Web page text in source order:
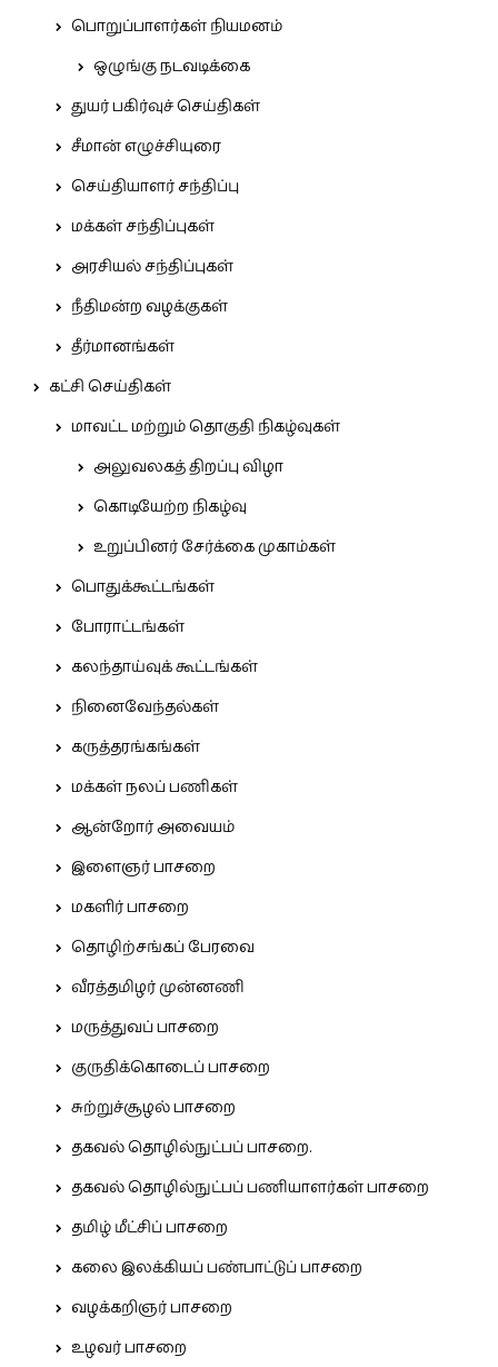
பொறுப்பாளர்கள் நியமனம்
ஒழுங்கு நடவடிக்கை
துயர் பகிர்வுச் செய்திகள்
சீமான் எழுச்சியுரை
செய்தியாளர் சந்திப்பு
மக்கள் சந்திப்புகள்
அரசியல் சந்திப்புகள்
நீதிமன்ற வழக்குகள்
தீர்மானங்கள்
கட்சி செய்திகள்
மாவட்ட மற்றும் தொகுதி நிகழ்வுகள்
அலுவலகத் திறப்பு விழா
கொடியேற்ற நிகழ்வு
உறுப்பினர் சேர்க்கை முகாம்கள்
பொதுக்கூட்டங்கள்
போராட்டங்கள்
கலந்தாய்வுக் கூட்டங்கள்
நினைவேந்தல்கள்
கருத்தரங்கங்கள்
மக்கள் நலப் பணிகள்
ஆன்றோர் அவையம்
இளைஞர் பாசறை
மகளிர் பாசறை
தொழிற்சங்கப் பேரவை
வீரத்தமிழர் முன்னணி
மருத்துவப் பாசறை
குருதிக்கொடைப் பாசறை
சுற்றுச்சூழல் பாசறை
தகவல் தொழில்நுட்பப் பாசறை.
தகவல் தொழில்நுட்பப் பணியாளர்கள் பாசறை
தமிழ் மீட்சிப் பாசறை
கலை இலக்கியப் பண்பாட்டுப் பாசறை
வழக்கறிஞர் பாசறை
உழவர் பாசறை